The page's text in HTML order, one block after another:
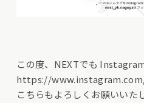
この度、NEXTでも
https://
こちらもよろしくお願いいた